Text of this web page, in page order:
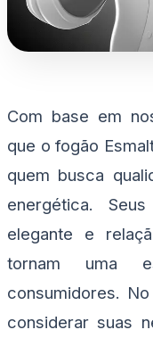
Com base em
que o fogão
quem busca
energética.
elegante e
tornam uma
consumidores.
considerar suas